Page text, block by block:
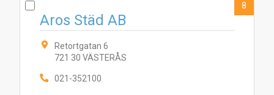
Aros Städ AB
Retortgatan 6
721 30 VÄSTERÅS
021-352100
8